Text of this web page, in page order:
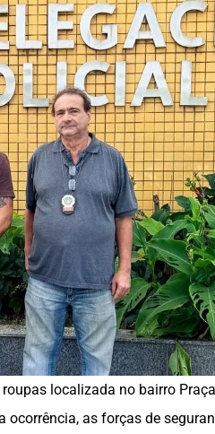
localizada no bairro
ocorrência, as forças de